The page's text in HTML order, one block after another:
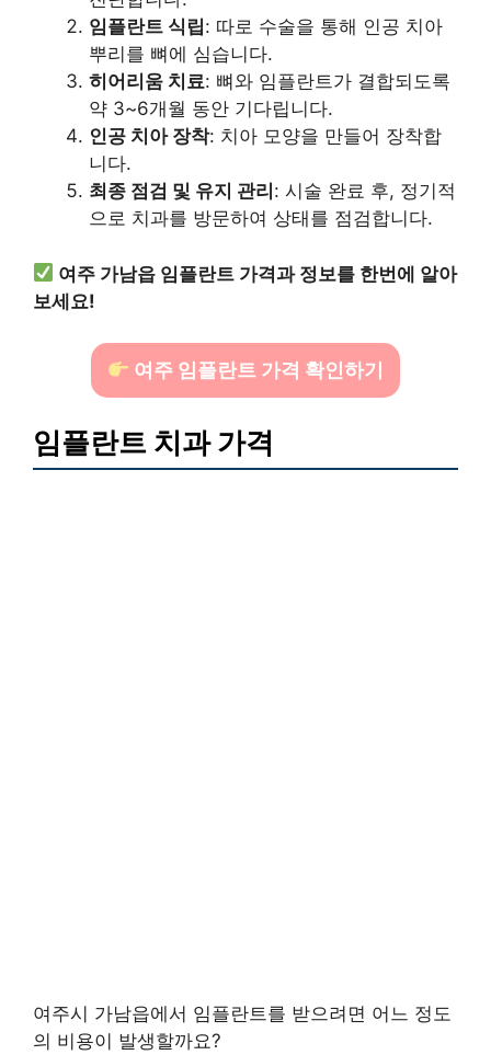
임플란트 식립: 따로 수술을 통해 인공 치아
뿌리를 뼈에 심습니다.
히어리움 치료: 뼈와 임플란트가 결합되도록
약 3~6개월 동안 기다립니다.
인공 치아 장착: 치아 모양을 만들어 장착합
니다.
최종 점검 및 유지 관리 : 시술 완료 후, 정기적
으로 치과를 방문하여 상태를 점검합니다.
여주 가남읍 임플란트 가격과 정보를 한번에 알아
보세요!
여주 임플란트 가격 확인하기
임플란트 치과 가격
여주시 가남읍에서 임플란트를 받으려면 어느 정도
의 비용이 발생할까요?